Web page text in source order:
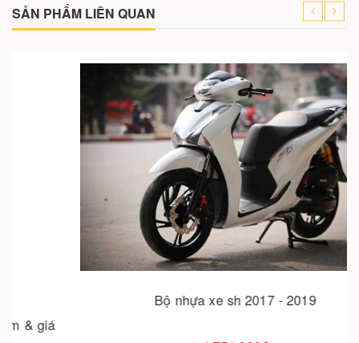
SẢN PHẨM LIÊN QUAN
Bộ nhựa xe sh 2017 - 2019
Cho vào giỏ hàng